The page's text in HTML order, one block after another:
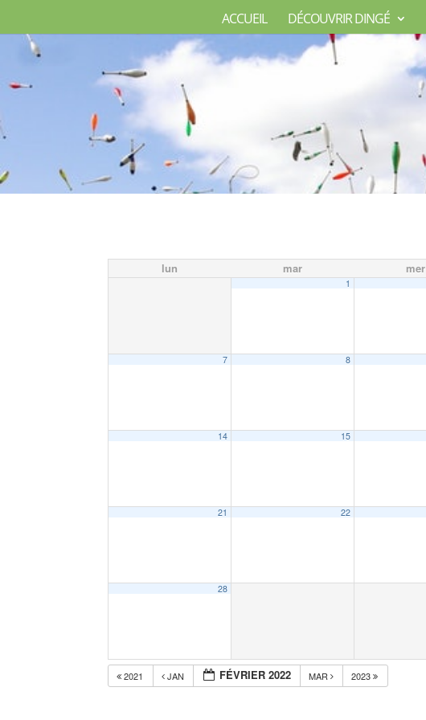
ACCUEIL DÉCOUVRIR DINGÉ
lun mar mer
1
7 8
14 15
21 22
28
2021 JAN FÉVRIER 2022 MAR 2023